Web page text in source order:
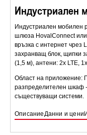
Индустриален
Индустриален мобилен
шлюза HovalConnect
връзка с интернет чрез
захранващ блок, щипки
(1,5 м), антени: 2x LTE,
Област на приложение:
разпределителен шкаф
съществуващи системи.
Описание Данни и цени